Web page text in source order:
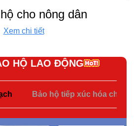
cho nông dân
Xem chi tiết
HỘ LAO ĐỘNG
Bảo hộ tiếp xúc hóa chất